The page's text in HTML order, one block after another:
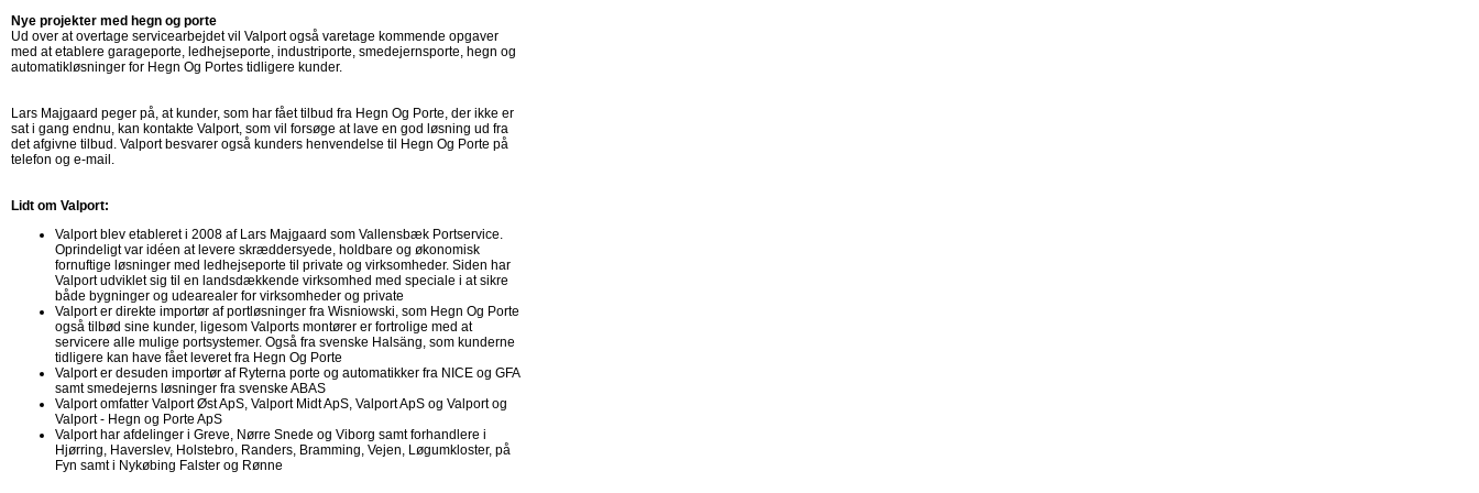
Nye projekter med hegn og porte
Ud over at overtage servicearbejdet vil Valport også varetage kommende opgaver
med at etablere garageporte, ledhejseporte, industriporte, smedejernsporte, hegn og
automatikløsninger for Hegn Og Portes tidligere kunder.
Lars Majgaard peger på, at kunder, som har fået tilbud fra Hegn Og Porte, der ikke er
sat i gang endnu, kan kontakte Valport, som vil forsøge at lave en god løsning ud fra
det afgivne tilbud. Valport besvarer også kunders henvendelse til Hegn Og Porte på
telefon og e-mail.
Lidt om Valport:
Valport blev etableret i 2008 af Lars Majgaard som Vallensbæk Portservice.
Oprindeligt var idéen at levere skræddersyede, holdbare og økonomisk
fornuftige løsninger med ledhejseporte til private og virksomheder. Siden har
Valport udviklet sig til en landsdækkende virksomhed med speciale i at sikre
både bygninger og udearealer for virksomheder og private
Valport er direkte importør af portløsninger fra Wisniowski, som Hegn Og Porte
også tilbød sine kunder, ligesom Valports montører er fortrolige med at
servicere alle mulige portsystemer. Også fra svenske Halsäng, som kunderne
tidligere kan have fået leveret fra Hegn Og Porte
Valport er desuden importør af Ryterna porte og automatikker fra NICE og GFA
samt smedejerns løsninger fra svenske ABAS
Valport omfatter Valport Øst ApS, Valport Midt ApS, Valport ApS og Valport og
Valport - Hegn og Porte ApS
Valport har afdelinger i Greve, Nørre Snede og Viborg samt forhandlere i
Hjørring, Haverslev, Holstebro, Randers, Bramming, Vejen, Løgumkloster, på
Fyn samt i Nykøbing Falster og Rønne